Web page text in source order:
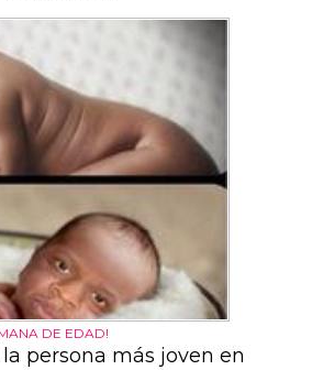
DE EDAD!
persona más joven en